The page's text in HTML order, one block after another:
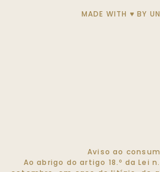
MADE WITH ♥ BY
Aviso ao
Ao abrigo do artigo 18.º da Lei